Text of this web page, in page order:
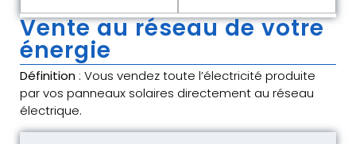
Vente au réseau de votre
énergie
Définition : Vous vendez toute l’électricité produite
par vos panneaux solaires directement au réseau
électrique.